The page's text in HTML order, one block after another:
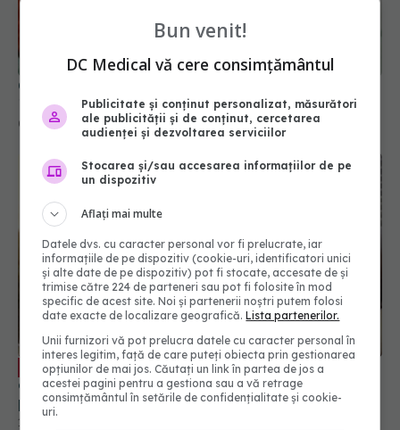
Creștere semnificativă a cazurilor noi de COVID-
04 iun 2025, 18:29
EXCLUSIV Greșeala mortală pe care o facem
când suntem răciți. Adrian Marinescu: Le luăm ca
pe bomboane
14 dec 2023, 15:44
Bun venit!
DC Medical vă cere consimțământul
Publicitate și conținut personalizat, măsurători
ale publicității și de conținut, cercetarea
audienței și dezvoltarea serviciilor
Stocarea și/sau accesarea informațiilor de pe
un dispozitiv
Aflați mai multe
Datele dvs. cu caracter personal vor fi prelucrate, iar
informațiile de pe dispozitiv (cookie-uri, identificatori unici
și alte date de pe dispozitiv) pot fi stocate, accesate de și
trimise către 224 de parteneri sau pot fi folosite în mod
specific de acest site. Noi și partenerii noștri putem folosi
date exacte de localizare geografică.Lista partenerilor.
Unii furnizori vă pot prelucra datele cu caracter personal în
interes legitim, față de care puteți obiecta prin gestionarea
opțiunilor de mai jos. Căutați un link în partea de jos a
acestei pagini pentru a gestiona sau a vă retrage
consimțământul în setările de confidențialitate și cookie-
uri.